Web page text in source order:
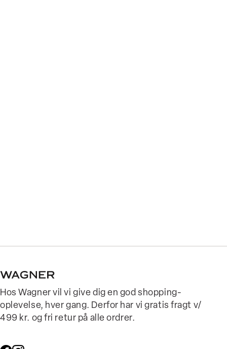
Hos Wagner vil vi give dig en god shopping-
oplevelse, hver gang. Derfor har vi gratis fragt v/
499 kr. og fri retur på alle ordrer.